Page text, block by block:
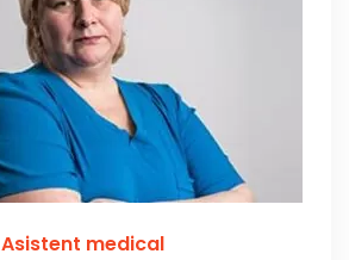
Asistent medical